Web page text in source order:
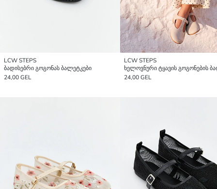
LCW STEPS
ბადისებრი გოგონას ბალეტკები
24,00 GEL
LCW STEPS
24,00 GEL